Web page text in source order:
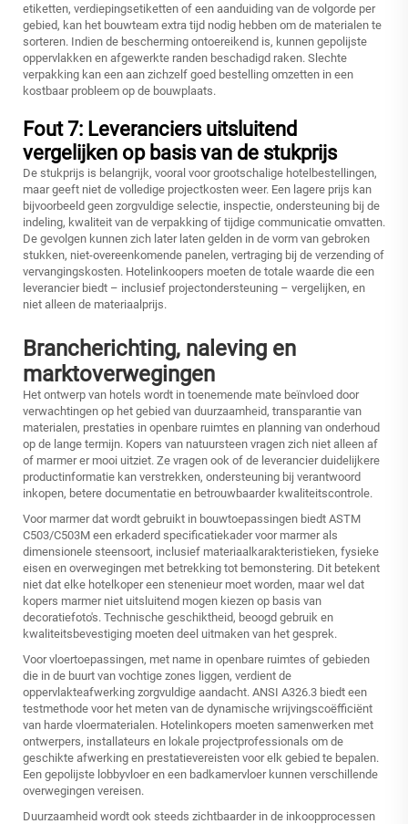
etiketten, verdiepingsetiketten of een aanduiding van de volgorde per
gebied, kan het bouwteam extra tijd nodig hebben om de materialen te
sorteren. Indien de bescherming ontoereikend is, kunnen gepolijste
oppervlakken en afgewerkte randen beschadigd raken. Slechte
verpakking kan een aan zichzelf goed bestelling omzetten in een
kostbaar probleem op de bouwplaats.
Fout 7: Leveranciers uitsluitend
vergelijken op basis van de stukprijs
De stukprijs is belangrijk, vooral voor grootschalige hotelbestellingen,
maar geeft niet de volledige projectkosten weer. Een lagere prijs kan
bijvoorbeeld geen zorgvuldige selectie, inspectie, ondersteuning bij de
indeling, kwaliteit van de verpakking of tijdige communicatie omvatten.
De gevolgen kunnen zich later laten gelden in de vorm van gebroken
stukken, niet-overeenkomende panelen, vertraging bij de verzending of
vervangingskosten. Hotelinkoopers moeten de totale waarde die een
leverancier biedt – inclusief projectondersteuning – vergelijken, en
niet alleen de materiaalprijs.
Brancherichting, naleving en
marktoverwegingen
Het ontwerp van hotels wordt in toenemende mate beïnvloed door
verwachtingen op het gebied van duurzaamheid, transparantie van
materialen, prestaties in openbare ruimtes en planning van onderhoud
op de lange termijn. Kopers van natuursteen vragen zich niet alleen af
of marmer er mooi uitziet. Ze vragen ook of de leverancier duidelijkere
productinformatie kan verstrekken, ondersteuning bij verantwoord
inkopen, betere documentatie en betrouwbaarder kwaliteitscontrole.
Voor marmer dat wordt gebruikt in bouwtoepassingen biedt ASTM
C503/C503M een erkaderd specificatiekader voor marmer als
dimensionele steensoort, inclusief materiaalkarakteristieken, fysieke
eisen en overwegingen met betrekking tot bemonstering. Dit betekent
niet dat elke hotelkoper een stenenieur moet worden, maar wel dat
kopers marmer niet uitsluitend mogen kiezen op basis van
decoratiefoto's. Technische geschiktheid, beoogd gebruik en
kwaliteitsbevestiging moeten deel uitmaken van het gesprek.
Voor vloertoepassingen, met name in openbare ruimtes of gebieden
die in de buurt van vochtige zones liggen, verdient de
oppervlakteafwerking zorgvuldige aandacht. ANSI A326.3 biedt een
testmethode voor het meten van de dynamische wrijvingscoëfficiënt
van harde vloermaterialen. Hotelinkopers moeten samenwerken met
ontwerpers, installateurs en lokale projectprofessionals om de
geschikte afwerking en prestatievereisten voor elk gebied te bepalen.
Een gepolijste lobbyvloer en een badkamervloer kunnen verschillende
overwegingen vereisen.
Duurzaamheid wordt ook steeds zichtbaarder in de inkoopprocessen